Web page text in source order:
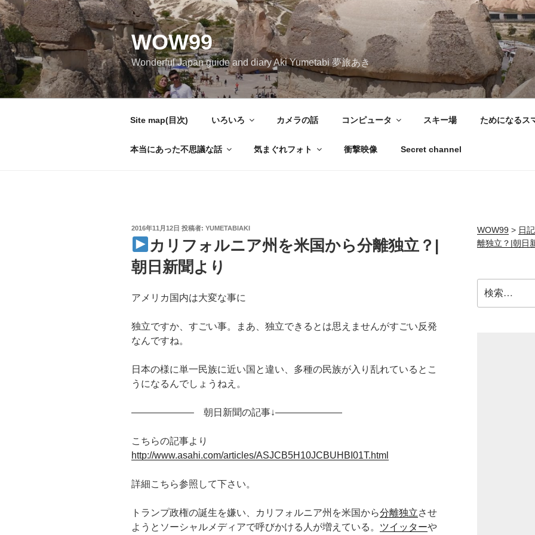
コ
ン
テ
ン
ツ
へ
ス
WOW99
Wonderful Japan guide and diary Aki Yumetabi 夢旅あき
Site map(目次) いろいろ カメラの話 コンピュータ スキー場 ためになるス
本当にあった不思議な話 気まぐれフォト 衝撃映像 Secret channel
投
稿
日:
2016年11月12日 投稿者: YUMETABIAKI
カリフォルニア州を米国から分離独立？|
朝日新聞より
アメリカ国内は大変な事に
独立ですか、すごい事。まあ、独立できるとは思えませんがすごい反発
なんですね。
日本の様に単一民族に近い国と違い、多種の民族が入り乱れているとこ
うになるんでしょうねえ。
——————– 朝日新聞の記事↓———————
こちらの記事より
http://www.asahi.com/articles/ASJCB5H10JCBUHBI01T.html
詳細こちら参照して下さい。
トランプ政権の誕生を嫌い、カリフォルニア州を米国から分離独立させ
ようとソーシャルメディアで呼びかける人が増えている。 ツイッターや
WOW99> 日記
離独立？|朝日
索: